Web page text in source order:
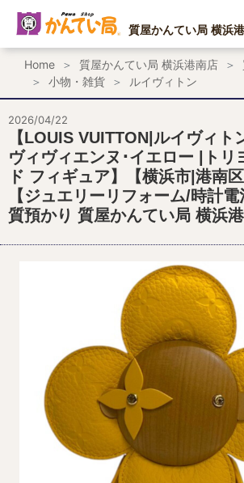
ス
プ
質屋かんてい局 横浜
Home 質屋かんてい局 横浜港南店
小物・雑貨
ルイヴィトン
2026/04/22
【LOUIS VUITTON|ルイヴィト
ヴィヴィエンヌ･イエロー |トリ
ド フィギュア】【横浜市|港南
【ジュエリーリフォーム/時計電
質預かり 質屋かんてい局 横浜